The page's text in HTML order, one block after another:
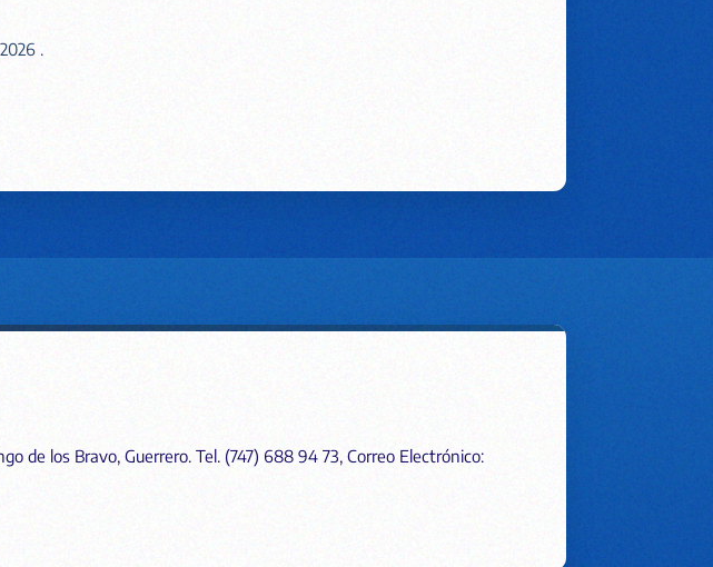
.
de los Bravo, Guerrero. Tel. (747) 688 94 73, Correo Electrónico: